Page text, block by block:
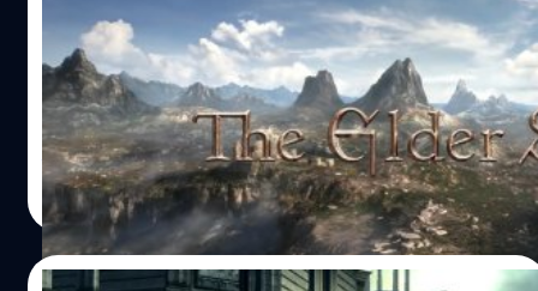
ยังไม่รู้ว่าจะได้เล่นปีไหน แต่ ฟิล สเปนเซอร์ (Phil Spencer)
ยืนยันว่า The Elder Scrolls VI จะเป็นเกมเฉพาะ Xbox เท่านั้น
ในระหว่างการให้สัมภาษณ์กับ British GQ สเปนเซอร์บอกว่า
The Elder Scrolls VI จะเหมือนกับ Starfield ที่จะวางจำหน่าย
ให้เฉพาะ Xbox Series X/S และ PC ส่วนนึงมาจากการที่
Microsoft เข้าซื้อ Bethesda เข้ามาเป็นบริษัทลูกของตัวเอง
"มันไม่เกี่ยวกับการลงโทษแพลตฟอร์มอื่น ผมเชื่อว่าพื้นฐาน
ของทุกแพลตฟอร์มสามารถเติบโตต่อไปได้" สเปนเซอร์ บอก
"เพื่อนำมาสู่ Xbox ผมต้องการให้เรานำสิ่งที่สมบรูณ์มาสู่สิ่งที่
จีรนาถ เรืองทรัพย์| 1728 days ago
Read More
15/11/2021